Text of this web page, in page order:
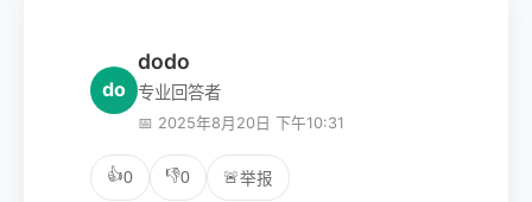
do
dodo
专业回答者
📅 2025年8月20日 下午10:31
👍0 👎0 🚨举报